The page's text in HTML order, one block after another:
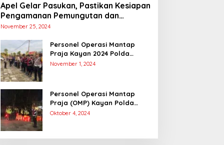
Apel Gelar Pasukan, Pastikan Kesiapan
Pengamanan Pemungutan dan
Penghitungan Suara
November 25, 2024
Personel Operasi Mantap
Praja Kayan 2024 Polda
Kaltara Laksanakan
Suara Dalam Rangka Pilkada
2024
November 1, 2024
Personel Operasi Mantap
Praja (OMP) Kayan Polda
Kaltara Laksanakan Pam
Oktober 4, 2024